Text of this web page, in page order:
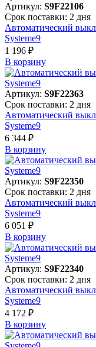
Артикул: S9F22106
Срок поставки: 2 дня
Автоматический
Systeme9
1 196 ₽
В корзинy
Артикул: S9F22363
Срок поставки: 2 дня
Автоматический
Systeme9
6 344 ₽
В корзинy
Артикул: S9F22350
Срок поставки: 2 дня
Автоматический
Systeme9
6 051 ₽
В корзинy
Артикул: S9F22340
Срок поставки: 2 дня
Автоматический
Systeme9
4 172 ₽
В корзинy